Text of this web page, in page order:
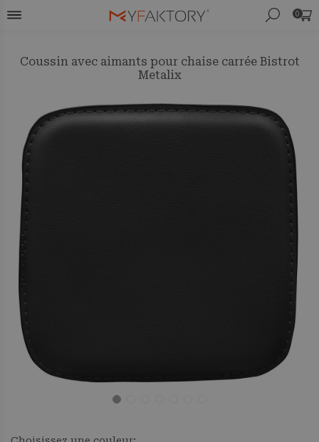
0
Coussin avec aimants pour chaise carrée Bistrot
Metalix